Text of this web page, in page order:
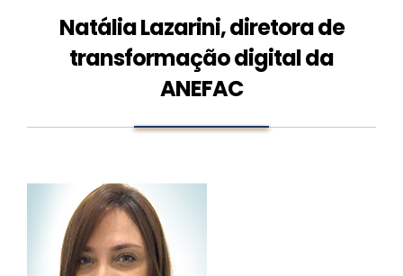
Natália Lazarini, diretora de
transformação digital da
ANEFAC